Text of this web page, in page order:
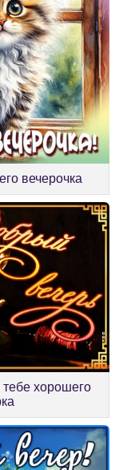
вечерочка
хорошего